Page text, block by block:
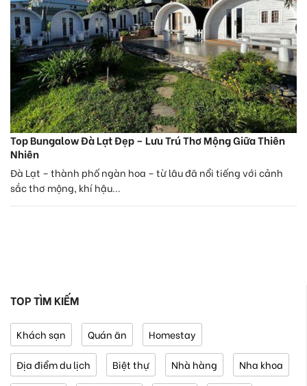
Top Bungalow Đà Lạt Đẹp – Lưu Trú Thơ Mộng Giữa Thiên
Nhiên
Đà Lạt – thành phố ngàn hoa – từ lâu đã nổi tiếng với cảnh
sắc thơ mộng, khí hậu...
TOP TÌM KIẾM
Khách sạn Quán ăn Homestay
Địa điểm du lịch Biệt thự Nhà hàng Nha khoa